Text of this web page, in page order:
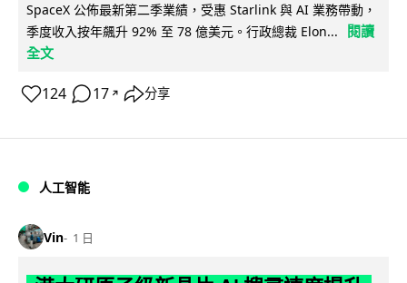
SpaceX 公佈最新第二季業績，受惠 Starlink 與 AI 業務帶動，
季度收入按年飆升 92% 至 78 億美元。行政總裁 Elon...
閱讀
全文
124 17 ↗ 分享
人工智能
Vin 1 日